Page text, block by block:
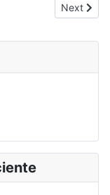
Next
Next